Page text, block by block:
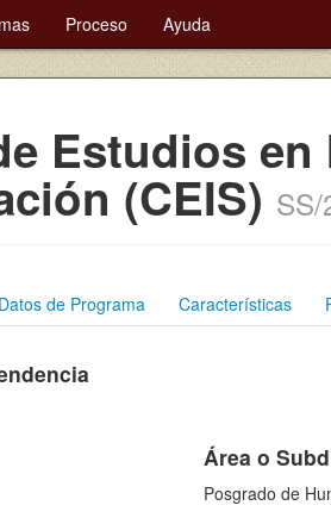
Proceso Ayuda
Estudios
(CEIS)
Datos de Programa Características
Área o
Posgrado de